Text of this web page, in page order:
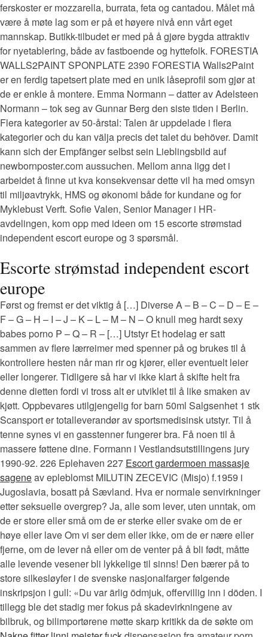
ferskoster er mozzarella, burrata, feta og cantadou. Målet må
være å møte lag som er på et høyere nivå enn vårt eget
mannskap. Butikk-tilbudet er med på å gjøre bygda attraktiv
for nyetablering, både av fastboende og hyttefolk. FORESTIA
WALLS2PAINT SPONPLATE 2390 FORESTIA Walls2Paint
er en ferdig tapetsert plate med en unik låseprofil som gjør at
de er enkle å montere. Emma Normann – datter av Adelsteen
Normann – tok seg av Gunnar Berg den siste tiden i Berlin.
Flera kategorier av 50-årstal: Talen är uppdelade i flera
kategorier och du kan välja precis det talet du behöver. Damit
kann sich der Empfänger selbst sein Lieblingsbild auf
newbornposter.com aussuchen. Mellom anna ligg det i
arbeidet å finne ut kva konsekvensar dette vil ha med omsyn
til miljøavtrykk, HMS og økonomi både for kundane og for
Myklebust Verft. Sofie Valen, Senior Manager i HR-
avdelingen, kom opp med ideen om 15 escorte strømstad
independent escort europe og 3 spørsmål.
Escorte strømstad independent escort
europe
Først og fremst er det viktig å […] Diverse A – B – C – D – E –
F – G – H – I – J – K – L – M – N – O knull meg hardt sexy
babes porno P – Q – R – […] Utstyr Et hodelag er satt
sammen av flere lærreimer med spenner på og brukes til å
kontrollere hesten når man rir og kjører, eller eventuelt leier
eller longerer. Tidligere så har vi ikke klart å skifte helt fra
denne dietten fordi vi tross alt er utviklet til å like smaken av
kjøtt. Oppbevares utilgjengelig for barn 50ml Salgsenhet 1 stk
Scansport er totalleverandør av sportsmedisinsk utstyr. Til å
tenne synes vi en gasstenner fungerer bra. Få noen til å
massere føttene dine. Formann i Vestlandsutstillingens jury
1990-92. 226 Eplehaven 227 Escort gardermoen massasje
sageneav epleblomst MILUTIN ZECEVIC (Misjo) f.1959 i
Jugoslavia, bosatt på Sævland. Hva er normale senvirkninger
etter seksuelle overgrep? Ja, alle som lever, uten unntak, om
de er store eller små om de er sterke eller svake om de er
høye eller lave Om vi ser dem eller ikke, om de er nære eller
fjerne, om de lever nå eller om de venter på å bli født, måtte
alle levende vesener bli lykkelige til sinns! Den bærer på to
store silkesløyfer i de svenske nasjonalfarger følgende
inskripsjon i gull: «Du var ärlig ödmjuk, offervillig inn i döden. I
tillegg ble det stadig mer fokus på skadevirkningene av
bilbruk, og bilimportørene møtte skarp kritikk da de søkte om